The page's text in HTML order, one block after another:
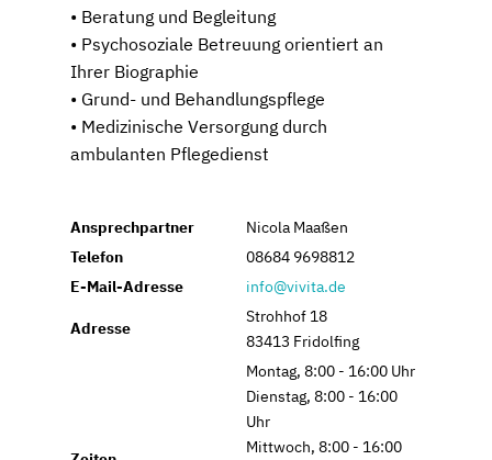
• Beratung und Begleitung
• Psychosoziale Betreuung orientiert an
Ihrer Biographie
• Grund- und Behandlungspflege
• Medizinische Versorgung durch
ambulanten Pflegedienst
Ansprechpartner
Nicola Maaßen
Telefon
08684 9698812
E-Mail-Adresse
info@vivita.de
Adresse
Strohhof 18
83413 Fridolfing
Montag, 8:00 - 16:00 Uhr
Dienstag, 8:00 - 16:00
Uhr
Mittwoch, 8:00 - 16:00